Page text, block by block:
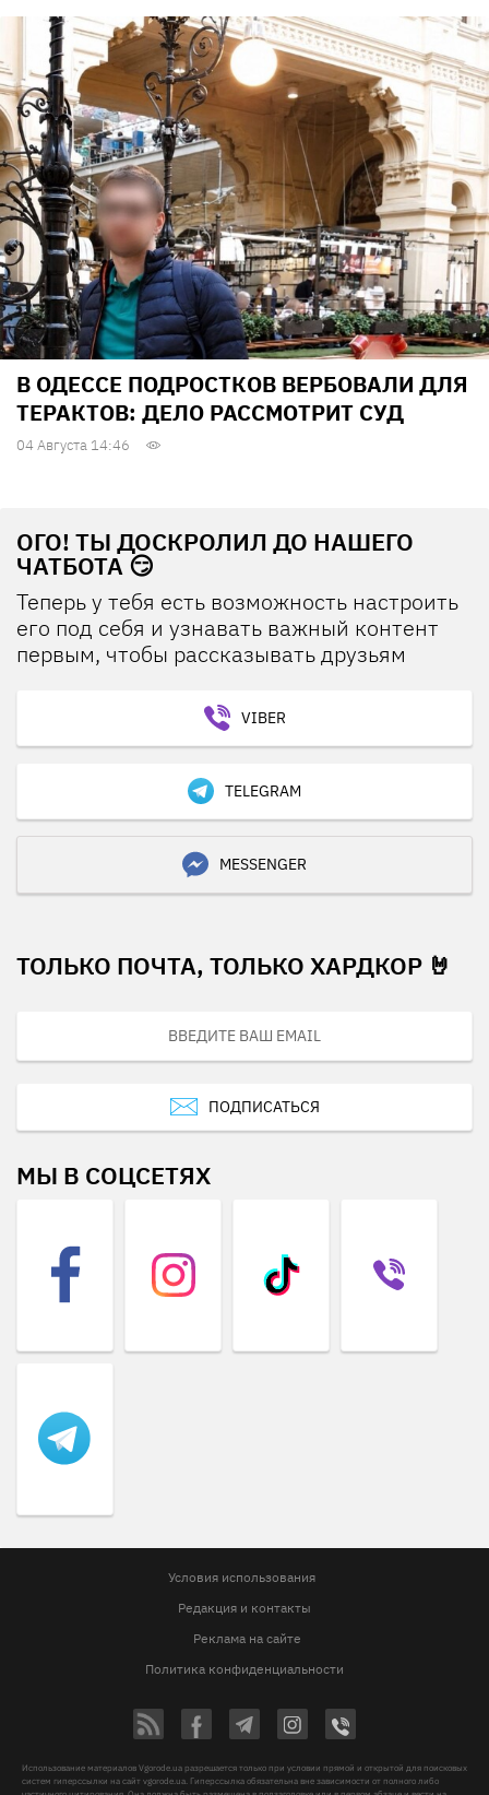
В ОДЕССЕ ПОДРОСТКОВ ВЕРБОВАЛИ ДЛЯ
ТЕРАКТОВ: ДЕЛО РАССМОТРИТ СУД
04 Августа 14:46
ОГО! ТЫ ДОСКРОЛИЛ ДО НАШЕГО
ЧАТБОТА 😏
Теперь у тебя есть возможность настроить
его под себя и узнавать важный контент
первым, чтобы рассказывать друзьям
VIBER
TELEGRAM
MESSENGER
ТОЛЬКО ПОЧТА, ТОЛЬКО ХАРДКОР 🤘
ПОДПИСАТЬСЯ
МЫ В СОЦСЕТЯХ
Условия использования
Редакция и контакты
Реклама на сайте
Политика конфиденциальности
Использование материалов Vgorode.ua разрешается только при условии прямой и открытой для поисковых
систем гиперссылки на сайт vgorode.ua. Гиперссылка обязательна вне зависимости от полного либо